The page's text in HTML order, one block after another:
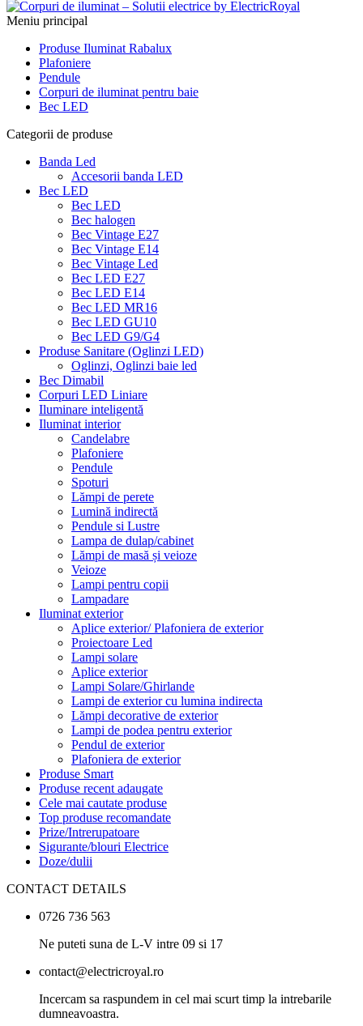
Meniu principal
Produse Iluminat Rabalux
Plafoniere
Pendule
Corpuri de iluminat pentru baie
Bec LED
Categorii de produse
Banda Led
Accesorii banda LED
Bec LED
Bec LED
Bec halogen
Bec Vintage E27
Bec Vintage E14
Bec Vintage Led
Bec LED E27
Bec LED E14
Bec LED MR16
Bec LED GU10
Bec LED G9/G4
Produse Sanitare (Oglinzi LED)
Oglinzi, Oglinzi baie led
Bec Dimabil
Corpuri LED Liniare
Iluminare inteligentă
Iluminat interior
Candelabre
Plafoniere
Pendule
Spoturi
Lămpi de perete
Lumină indirectă
Pendule si Lustre
Lampa de dulap/cabinet
Lămpi de masă și veioze
Veioze
Lampi pentru copii
Lampadare
Iluminat exterior
Aplice exterior/ Plafoniera de exterior
Proiectoare Led
Lampi solare
Aplice exterior
Lampi Solare/Ghirlande
Lampi de exterior cu lumina indirecta
Lămpi decorative de exterior
Lampi de podea pentru exterior
Pendul de exterior
Plafoniera de exterior
Produse Smart
Produse recent adaugate
Cele mai cautate produse
Top produse recomandate
Prize/Intrerupatoare
Sigurante/blouri Electrice
Doze/dulii
CONTACT DETAILS
0726 736 563
Ne puteti suna de L-V intre 09 si 17
contact@electricroyal.ro
Incercam sa raspundem in cel mai scurt timp la intrebarile
dumneavoastra.